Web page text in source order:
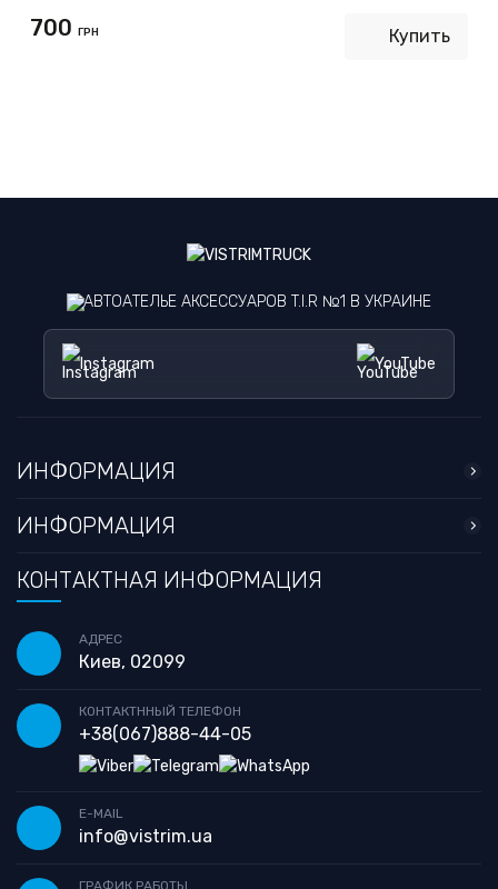
700 ГРН Купить
АВТОАТЕЛЬЕ АКСЕССУАРОВ T.I.R №1 В УКРАИНЕ
Instagram YouTube
ИНФОРМАЦИЯ
ИНФОРМАЦИЯ
КОНТАКТНАЯ ИНФОРМАЦИЯ
АДРЕС
Киев, 02099
КОНТАКТННЫЙ ТЕЛЕФОН
+38(067)888-44-05
E-MAIL
info@vistrim.ua
ГРАФИК РАБОТЫ